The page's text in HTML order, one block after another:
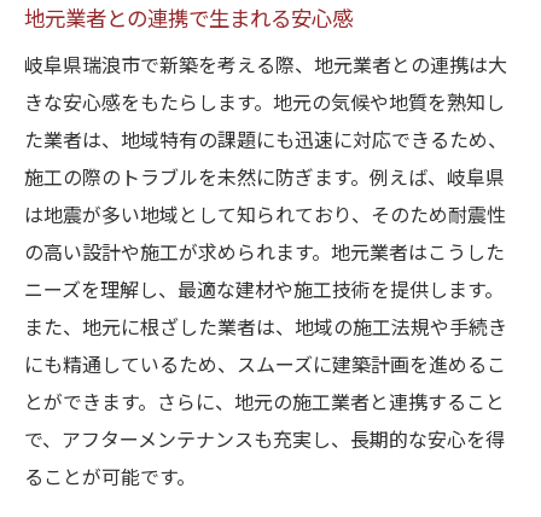
地元業者との連携で生まれる安心感
岐阜県瑞浪市で新築を考える際、地元業者との連携は大
きな安心感をもたらします。地元の気候や地質を熟知し
た業者は、地域特有の課題にも迅速に対応できるため、
施工の際のトラブルを未然に防ぎます。例えば、岐阜県
は地震が多い地域として知られており、そのため耐震性
の高い設計や施工が求められます。地元業者はこうした
ニーズを理解し、最適な建材や施工技術を提供します。
また、地元に根ざした業者は、地域の施工法規や手続き
にも精通しているため、スムーズに建築計画を進めるこ
とができます。さらに、地元の施工業者と連携すること
で、アフターメンテナンスも充実し、長期的な安心を得
ることが可能です。